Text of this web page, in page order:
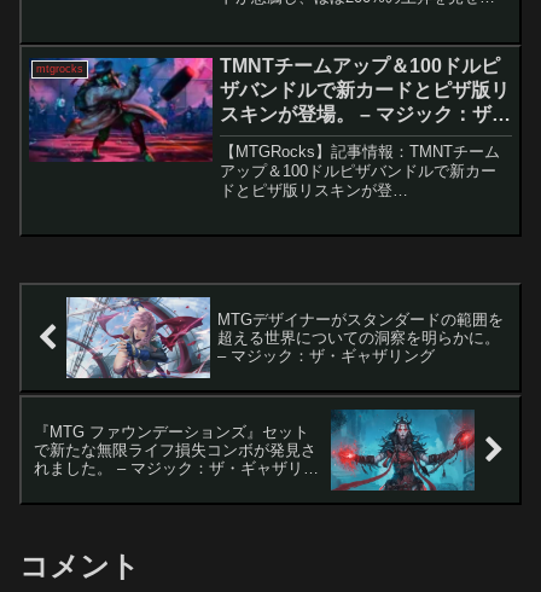
高潮に達しています。セットの全貌が明
らかになり、新し...
mtgrocks
TMNTチームアップ＆100ドルピ
ザバンドルで新カードとピザ版リ
スキンが登場。 – マジック：ザ・
ギャザリング
【MTGRocks】記事情報：TMNTチーム
アップ＆100ドルピザバンドルで新カー
ドとピザ版リスキンが登
MTGデザイナーがスタンダードの範囲を
超える世界についての洞察を明らかに。
– マジック：ザ・ギャザリング
『MTG ファウンデーションズ』セット
で新たな無限ライフ損失コンボが発見さ
れました。 – マジック：ザ・ギャザリン
コメント